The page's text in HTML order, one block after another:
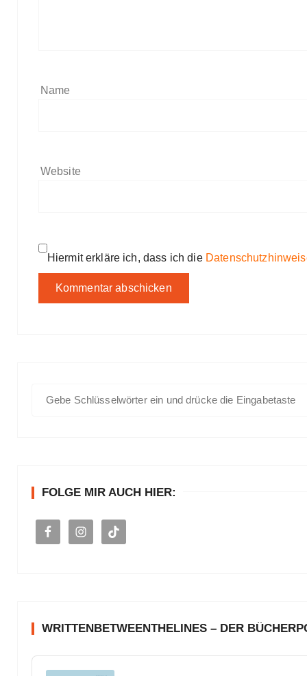
Name
Website
Hiermit erkläre ich, dass ich die
FOLGE MIR AUCH HIER:
WRITTENBETWEENTHELINES – DER
A